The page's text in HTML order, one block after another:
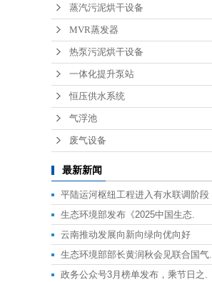
蒸汽污泥烘干设备
MVR蒸发器
热泵污泥烘干设备
一体化提升泵站
恒压供水系统
气浮池
废气设备
最新新闻
平陆运河枢纽工程进入有水联调阶段
生态环境部发布《2025中国生态.
云南推动发展向新向绿向优向好
生态环境部部长黄润秋会见联合国气.
政务公众号3月榜单发布，乘节日之.